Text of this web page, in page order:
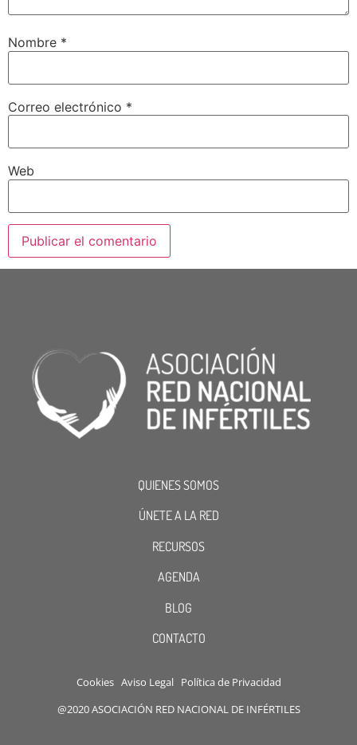
Nombre *
Correo electrónico *
Web
QUIENES SOMOS
ÚNETE A LA RED
RECURSOS
AGENDA
BLOG
CONTACTO
Cookies Aviso Legal Política de Privacidad
@2020 ASOCIACIÓN RED NACIONAL DE INFÉRTILES